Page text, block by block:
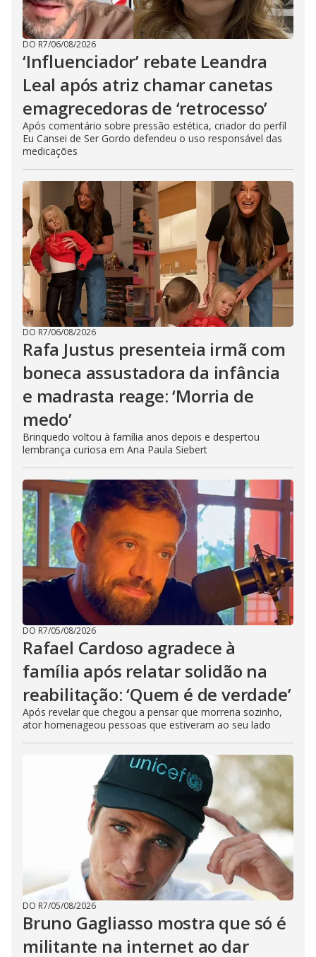
DO R7/06/08/2026
‘Influenciador’ rebate Leandra
Leal após atriz chamar canetas
emagrecedoras de ‘retrocesso’
Após comentário sobre pressão estética, criador do perfil
Eu Cansei de Ser Gordo defendeu o uso responsável das
medicações
DO R7/06/08/2026
Rafa Justus presenteia irmã com
boneca assustadora da infância
e madrasta reage: ‘Morria de
medo’
Brinquedo voltou à família anos depois e despertou
lembrança curiosa em Ana Paula Siebert
DO R7/05/08/2026
Rafael Cardoso agradece à
família após relatar solidão na
reabilitação: ‘Quem é de verdade’
Após revelar que chegou a pensar que morreria sozinho,
ator homenageou pessoas que estiveram ao seu lado
DO R7/05/08/2026
Bruno Gagliasso mostra que só é
militante na internet ao dar